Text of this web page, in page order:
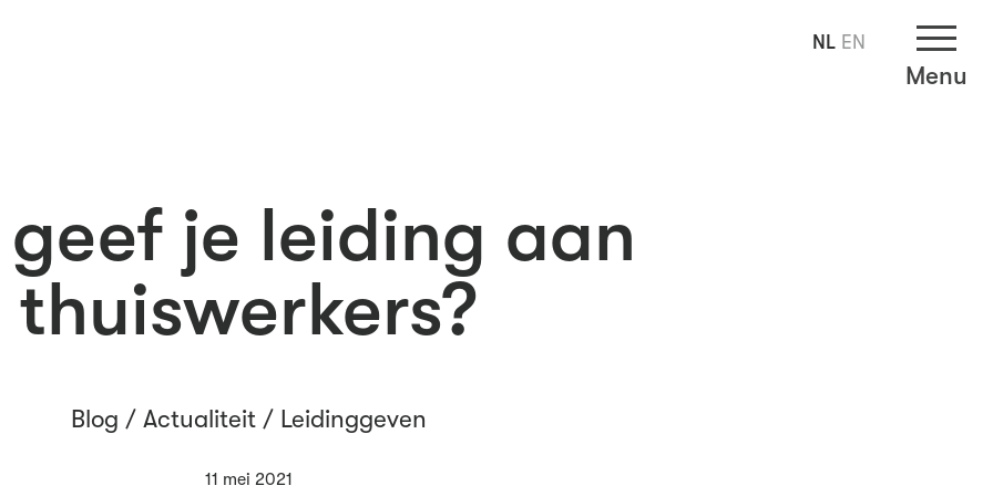
Menu
je leiding aan
thuiswerkers?
Blog / Actualiteit/ Leidinggeven
11 mei 2021
NL EN